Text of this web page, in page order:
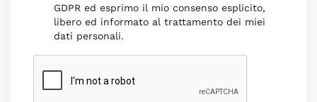
GDPR ed esprimo il mio consenso esplicito,
libero ed informato al trattamento dei miei
dati personali.